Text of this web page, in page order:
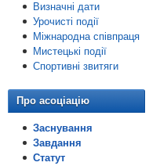
Визначні дати
Урочисті події
Міжнародна співпраця
Мистецькі події
Спортивні звитяги
Про асоціацію
Заснування
Завдання
Статут